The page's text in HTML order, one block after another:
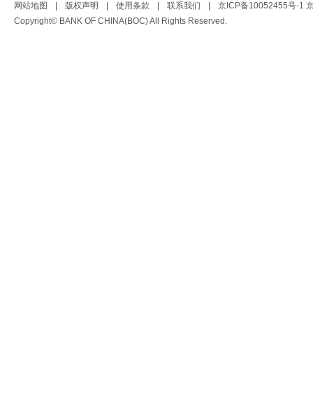
网站地图 版权声明 使用条款 联系我们 京ICP备10052455号-1
Copyright© BANK OF CHINA(BOC) All Rights Reserved.